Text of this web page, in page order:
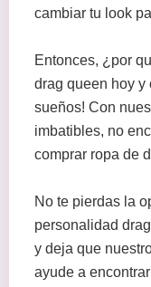
cambiar tu look
Entonces, ¿por
drag queen hoy y
sueños! Con
imbatibles, no
comprar ropa de
No te pierdas la
personalidad
y deja que
ayude a